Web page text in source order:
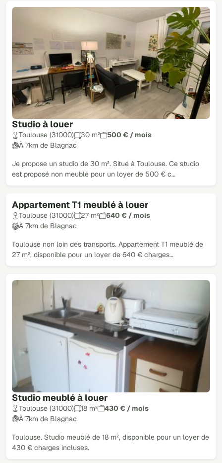
Studio à louer
Toulouse (31000) 30 m²
500 € / mois
À 7km de Blagnac
Je propose un studio de 30 m². Situé à Toulouse. Ce studio
est proposé non meublé pour un loyer de 500 € c…
Appartement T1 meublé à louer
Toulouse (31000) 27 m²
640 € / mois
À 7km de Blagnac
Toulouse non loin des transports. Appartement T1 meublé de
27 m², disponible pour un loyer de 640 € charges…
Studio meublé à louer
Toulouse (31000) 18 m²
430 € / mois
À 7km de Blagnac
Toulouse. Studio meublé de 18 m², disponible pour un loyer de
430 € charges incluses.